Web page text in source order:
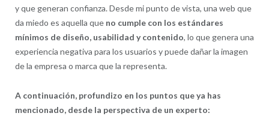
y que generan confianza. Desde mi punto de vista, una web que
da miedo es aquella que no cumple con los estándares
mínimos de diseño, usabilidad y contenido, lo que genera una
experiencia negativa para los usuarios y puede dañar la imagen
de la empresa o marca que la representa.
A continuación, profundizo en los puntos que ya has
mencionado, desde la perspectiva de un experto: